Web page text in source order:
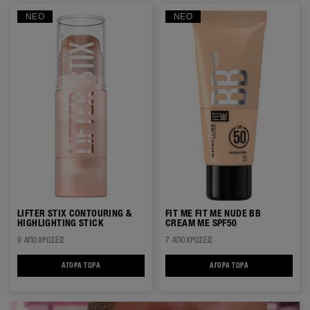
ΝΈΟ
LIFTER STIX CONTOURING &
HIGHLIGHTING STICK
9 ΑΠΟΧΡΏΣΕΙΣ
ΑΓΟΡΆ ΤΏΡΑ LIFTER STIX CONTOURING & HIGHLIGHTING STICK
ΝΈΟ
FIT ME FIT ME NUDE BB
CREAM ΜΕ SPF50
7 ΑΠΟΧΡΏΣΕΙΣ
ΑΓΟΡΆ ΤΏΡΑ